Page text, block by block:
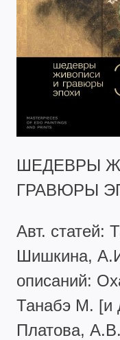
ШЕДЕВРЫ
ГРАВЮРЫ
Авт. статей:
Шишкина,
описаний:
Танабэ М. [и
Платова,